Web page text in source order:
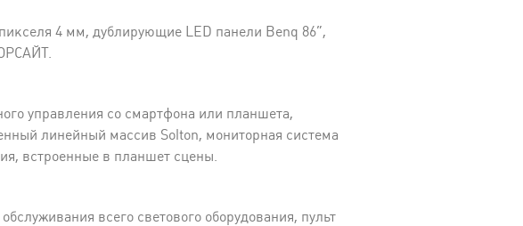
4 мм, дублирующие LED панели Benq 86”,
управления со смартфона или планшета,
линейный массив Solton, мониторная система
встроенные в планшет сцены.
всего светового оборудования, пульт